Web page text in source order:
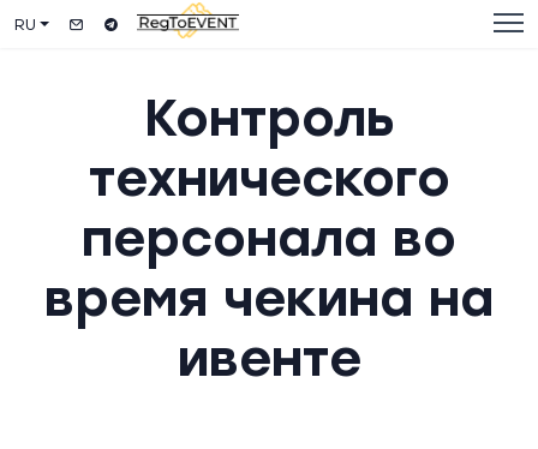
RU
Контроль
технического
персонала во
время чекина на
ивенте